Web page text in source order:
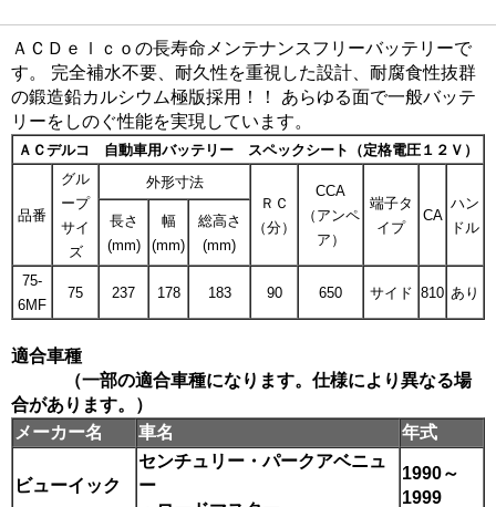
ＡＣＤｅｌｃｏの長寿命メンテナンスフリーバッテリーで
す。 完全補水不要、耐久性を重視した設計、耐腐食性抜群
の鍛造鉛カルシウム極版採用！！ あらゆる面で一般バッテ
リーをしのぐ性能を実現しています。
ＡＣデルコ 自動車用バッテリー スペックシート（定格電圧１２Ｖ）
品番
グル
ープ
サイ
ズ
外形寸法
ＲＣ
（分）
CCA
（アンペ
ア）
端子タ
イプ
CA
ハン
ドル
長さ
(mm)
幅
(mm)
総高さ
(mm)
75-
6MF
75 237 178 183 90 650 サイド 810 あり
適合車種
（一部の適合車種になります。仕様により異なる場
合があります。）
メーカー名
車名 年式
ビューイック
センチュリー・パークアベニュ
ー
1990～
1999